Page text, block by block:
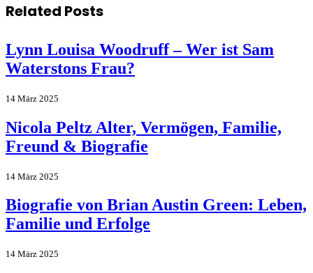
Related Posts
Lynn Louisa Woodruff – Wer ist Sam
Waterstons Frau?
14 März 2025
Nicola Peltz Alter, Vermögen, Familie,
Freund & Biografie
14 März 2025
Biografie von Brian Austin Green: Leben,
Familie und Erfolge
14 März 2025